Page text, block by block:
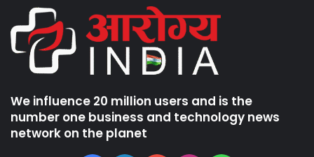
We influence 20 million users and is the
number one business and technology news
network on the planet